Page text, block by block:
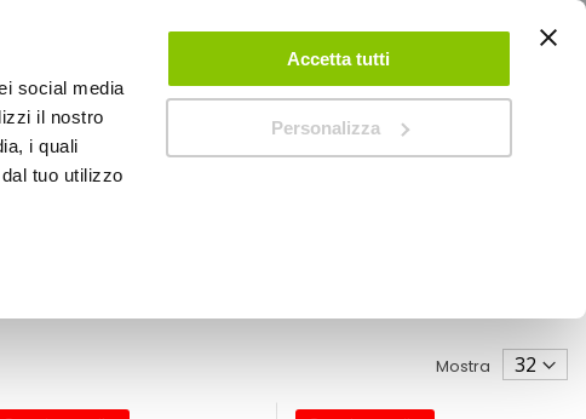
social media
il nostro
i quali
tuo utilizzo
Accetta tutti
Personalizza
ACCEDI CREA UN ACCOUNT CONTATTACI
Mostra